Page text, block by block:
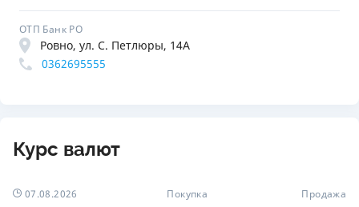
ОТП Банк РО
Ровно, ул. С. Петлюры, 14А
0362695555
Курс валют
07.08.2026 Покупка Продажа